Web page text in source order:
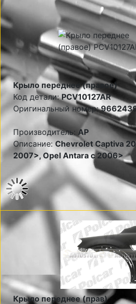
Крыло переднее (правое)
Код детали:PCV10127AR
Оригинальный номер:
Производитель: AP
Описание:Chevrolet Captiva
2007>, Opel Antara c 2006>
Крыло переднее (прав)